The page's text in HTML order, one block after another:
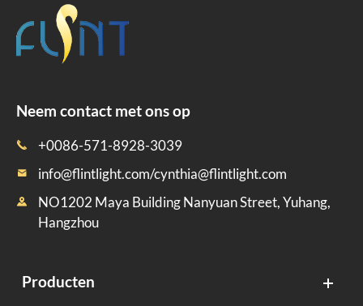
Neem contact met ons op
 +0086-571-8928-3039
 info@flintlight.com/cynthia@flintlight.com

NO1202 Maya Building Nanyuan Street, Yuhang,
Hangzhou
Producten